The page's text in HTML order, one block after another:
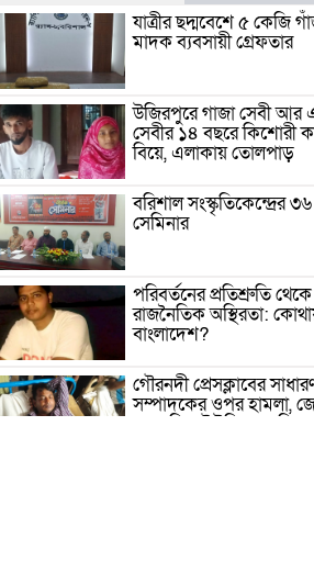
যাত্রীর ছদ্মবেশে ৫ কেজি
মাদক ব্যবসায়ী গ্রেফতার
উজিরপুরে গাজা সেবী আর
সেবীর ১৪ বছরে কিশোরী
বিয়ে, এলাকায় তোলপাড়
বরিশাল সংস্কৃতিকেন্দ্রের
সেমিনার
পরিবর্তনের প্রতিশ্রুতি থেকে
রাজনৈতিক অস্থিরতা:
বাংলাদেশ?
গৌরনদী প্রেসক্লাবের
সম্পাদকের ওপর হামলা,
সাংবাদিক ইউনিয়নের নিন্দা